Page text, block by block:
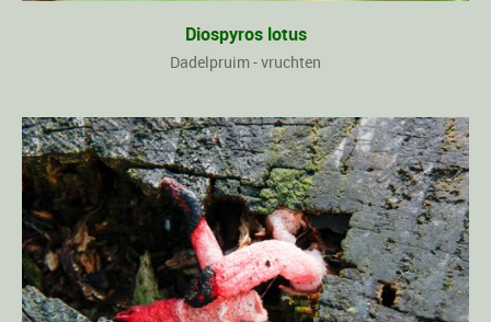
Diospyros lotus
Dadelpruim - vruchten